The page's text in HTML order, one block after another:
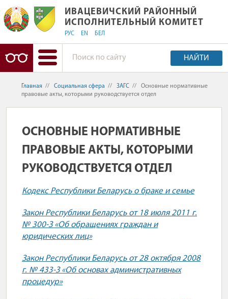
ИВАЦЕВИЧСКИЙ РАЙОННЫЙ
ИВАЦЕВИЧСКИЙ РАЙОННЫЙ
ИСПОЛНИТЕЛЬНЫЙ КОМИТЕТ
РУС EN БЕЛ
НАЙТИ
Главная // Социальная сфера // ЗАГС //
Основные нормативные
правовые акты, которыми руководствуется отдел
ОСНОВНЫЕ НОРМАТИВНЫЕ
ПРАВОВЫЕ АКТЫ, КОТОРЫМИ
РУКОВОДСТВУЕТСЯ ОТДЕЛ
Кодекс Республики Беларусь о браке и семье
Закон Республики Беларусь от 18 июля 2011 г.
№ 300-З «Об обращениях граждан и
юридических лиц»
Закон Республики Беларусь от 28 октября 2008
г. № 433-З «Об основах административных
процедур»